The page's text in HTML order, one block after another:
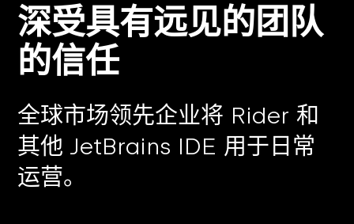
深受具有远见的团队
的信任
全球市场领先企业将 Rider 和
其他 JetBrains IDE 用于日常
运营。